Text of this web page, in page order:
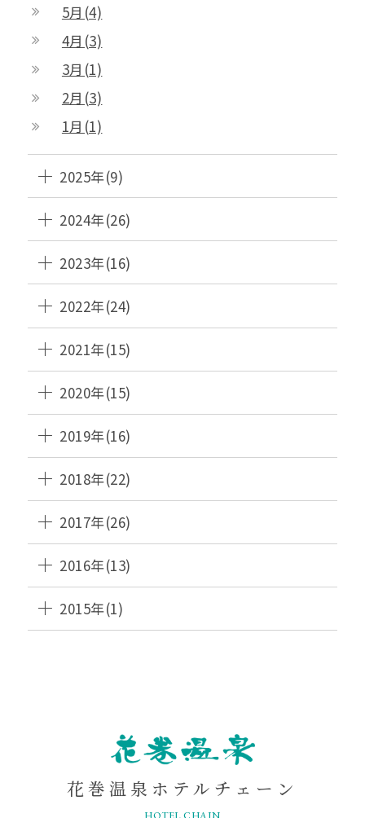
5月(4)
4月(3)
3月(1)
2月(3)
1月(1)
2025年(9)
2024年(26)
2023年(16)
2022年(24)
2021年(15)
2020年(15)
2019年(16)
2018年(22)
2017年(26)
2016年(13)
2015年(1)
HANAMAKI
花巻温泉ホテルチェーン
HOTEL CHAIN